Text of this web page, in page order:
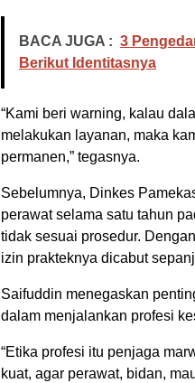
BACA JUGA : 3
Berikut Identitasnya
“Kami beri warning, kalau
melakukan layanan, maka
permanen,” tegasnya.
Sebelumnya, Dinkes
perawat selama satu tahun
tidak sesuai prosedur.
izin prakteknya dicabut
Saifuddin menegaskan
dalam menjalankan profesi
“Etika profesi itu penjaga
kuat, agar perawat, bidan,